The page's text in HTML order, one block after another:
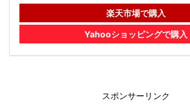
楽天市場で購入
Yahooショッピングで購入
スポンサーリンク